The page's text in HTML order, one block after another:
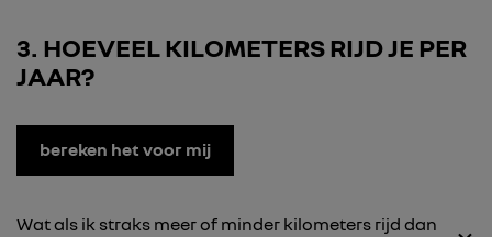
3 HOEVEEL KILOMETERS RIJD JE PER
JAAR?
bereken het voor mij
Wat als ik straks meer of minder kilometers rijd dan